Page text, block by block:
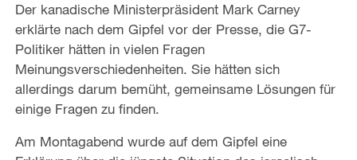
Der kanadische Ministerpräsident Mark Carney
erklärte nach dem Gipfel vor der Presse, die G7-
Politiker hätten in vielen Fragen
Meinungsverschiedenheiten. Sie hätten sich
allerdings darum bemüht, gemeinsame Lösungen für
einige Fragen zu finden.
Am Montagabend wurde auf dem Gipfel eine